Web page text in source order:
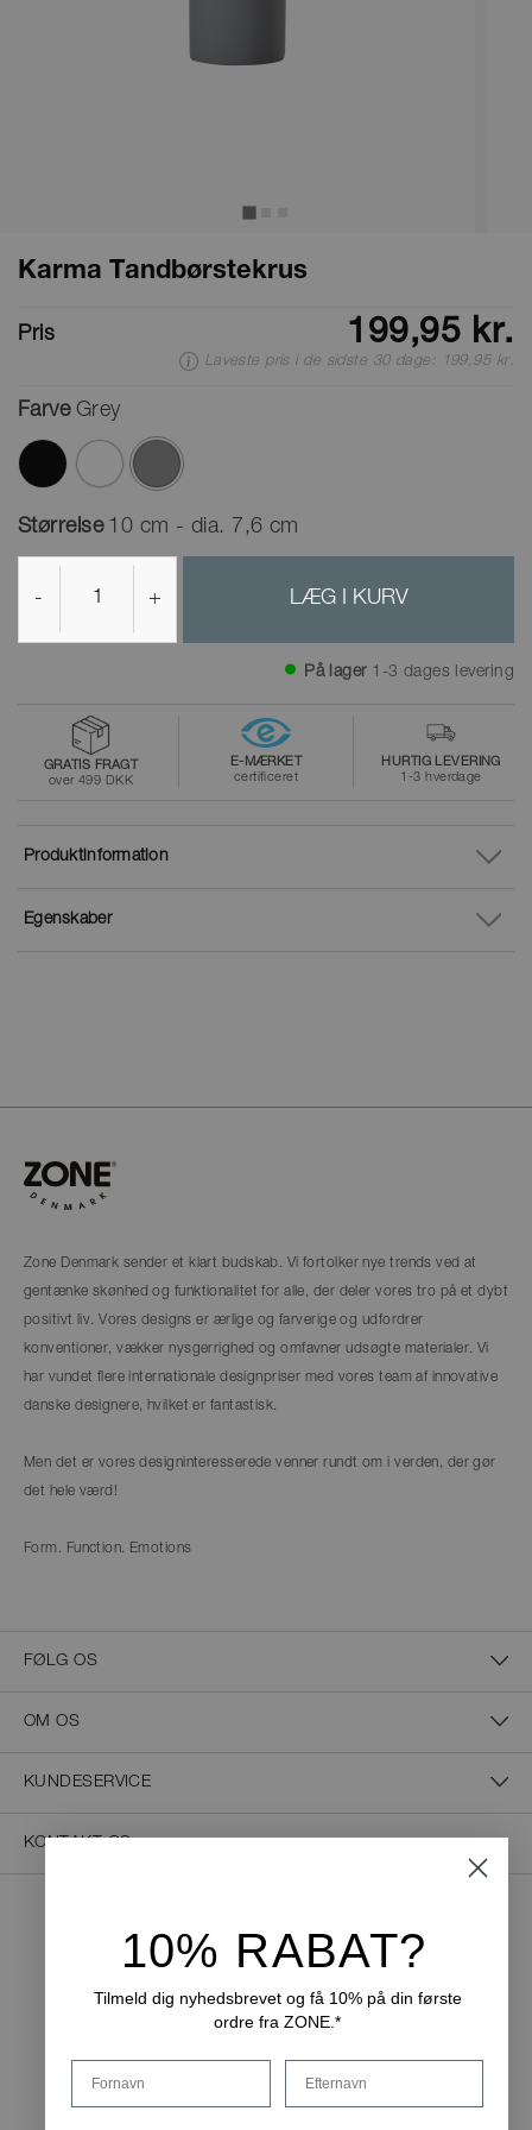
Karma Tandbørstekrus
Pris 199,95 kr.
Laveste pris i de sidste 30 dage: 199,95 kr.
Farve Grey
valgte
Størrelse 10 cm - dia. 7,6 cm
- + LÆG I KURV
På lager 1-3 dages levering
GRATIS FRAGT
over 499 DKK
E-MÆRKET
certificeret
HURTIG LEVERING
1-3 hverdage
Egenskaber
Produktinformation
Zone Denmark sender et klart budskab. Vi fortolker nye trends ved at
gentænke skønhed og funktionalitet for alle, der deler vores tro på et dybt
positivt liv. Vores designs er ærlige og farverige og udfordrer
konventioner, vækker nysgerrighed og omfavner udsøgte materialer. Vi
har vundet flere internationale designpriser med vores team af innovative
danske designere, hvilket er fantastisk.
Men det er vores designinteresserede venner rundt om i verden, der gør
det hele værd!
Form. Function. Emotions
FØLG OS
OM OS
KUNDESERVICE
KONTAKT OS
NEM BETALING
LEVERINGSMULIGHEDER
10% RABAT?
Tilmeld dig nyhedsbrevet og få 10% på din første
ordre fra ZONE.*
Fornavn Efternavn